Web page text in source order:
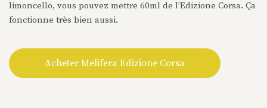
limoncello, vous pouvez mettre 60ml de l’Edizione Corsa. Ça
fonctionne très bien aussi.
Acheter Melifera Edizione Corsa